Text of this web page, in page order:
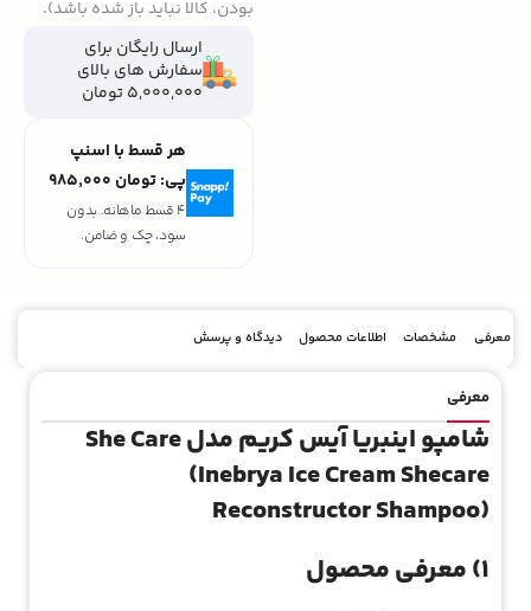
بودن، کالا نباید باز شده باشد).
ارسال رایگان برای
سفارش های بالای
5,000,000 تومان
هر قسط با اسنپ
پی:تومان ۹۸۵٬۰۰۰
4 قسط ماهانه. بدون
سود، چک و ضامن.
معرفی مشخصات اطلاعات محصول دیدگاه و پرسش
معرفی
شامپو اینبریا آیس کریم مدل She Care
(Inebrya Ice Cream Shecare
Reconstructor Shampoo)
1) معرفی محصول